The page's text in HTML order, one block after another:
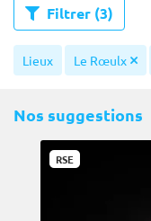
Filtrer (3)
Lieux Le Rœulx
Nos suggestions
RSE